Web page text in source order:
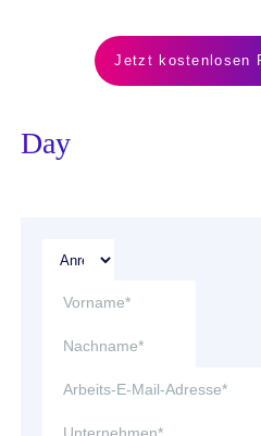
Jetzt kostenlosen
Day